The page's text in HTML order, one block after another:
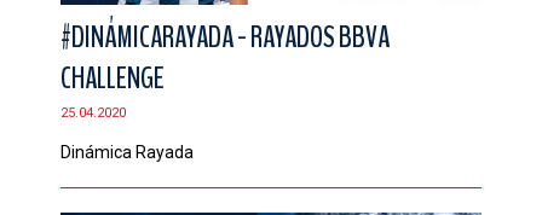
#DINÁMICARAYADA - RAYADOS BBVA
CHALLENGE
25.04.2020
Dinámica Rayada